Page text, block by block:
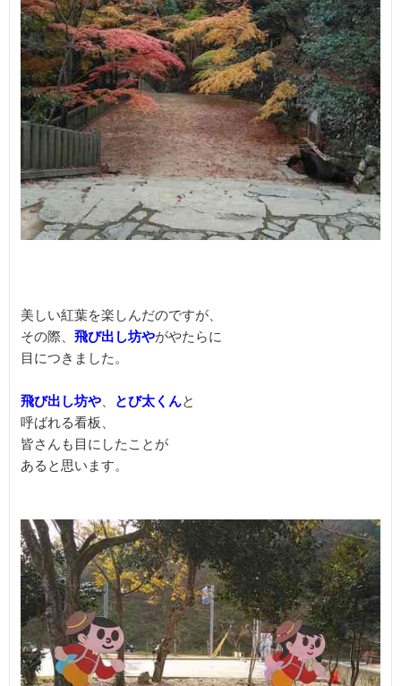
美しい紅葉を楽しんだのですが、
その際、 飛び出し坊やがやたらに
目につきました。
飛び出し坊や、 とび太くんと
呼ばれる看板、
皆さんも目にしたことが
あると思います。